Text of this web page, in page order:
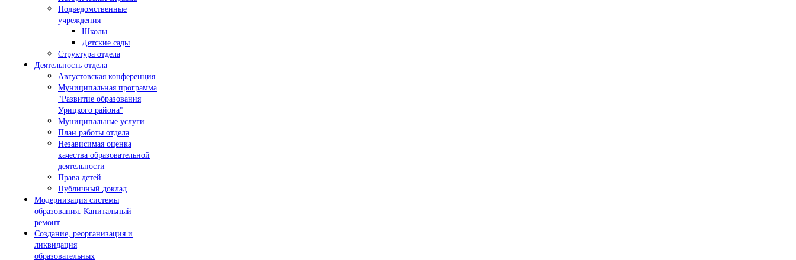
Подведомственные
учреждения
Школы
Детские сады
Структура отдела
Деятельность отдела
Августовская конференция
Муниципальная программа
"Развитие образования
Урицкого района"
Муниципальные услуги
План работы отдела
Независимая оценка
качества образовательной
деятельности
Права детей
Публичный доклад
Модернизация системы
образования. Капитальный
ремонт
Создание, реорганизация и
ликвидация
образовательных